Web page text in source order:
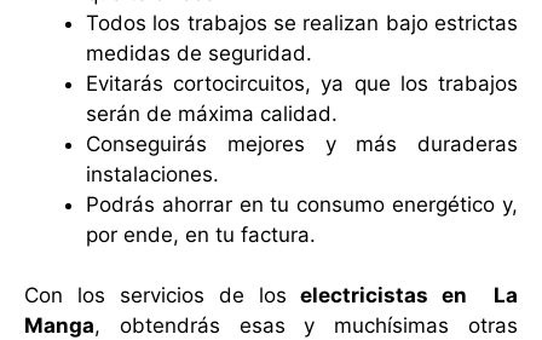
Todos los trabajos se realizan bajo estrictas
medidas de seguridad.
Evitarás cortocircuitos, ya que los trabajos
serán de máxima calidad.
Conseguirás mejores y más duraderas
instalaciones.
Podrás ahorrar en tu consumo energético y,
por ende, en tu factura.
Con los servicios de loselectricistas en La
Manga, obtendrás esas y muchísimas otras